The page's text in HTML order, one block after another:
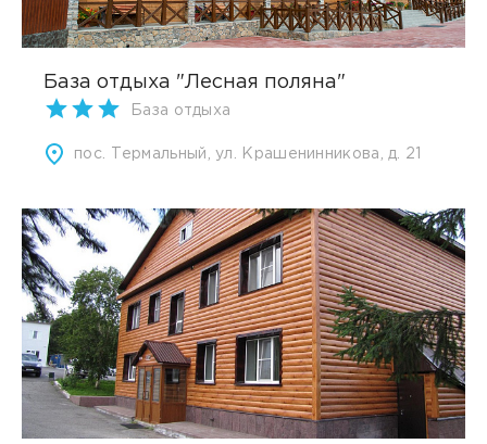
База отдыха "Лесная поляна"
База отдыха
пос. Термальный, ул. Крашенинникова, д. 21